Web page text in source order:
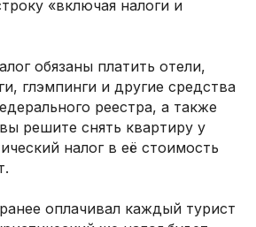
«включая налоги и
обязаны платить отели,
глэмпинги и другие средства
реестра, а также
решите снять квартиру у
налог в её стоимость
оплачивал каждый турист